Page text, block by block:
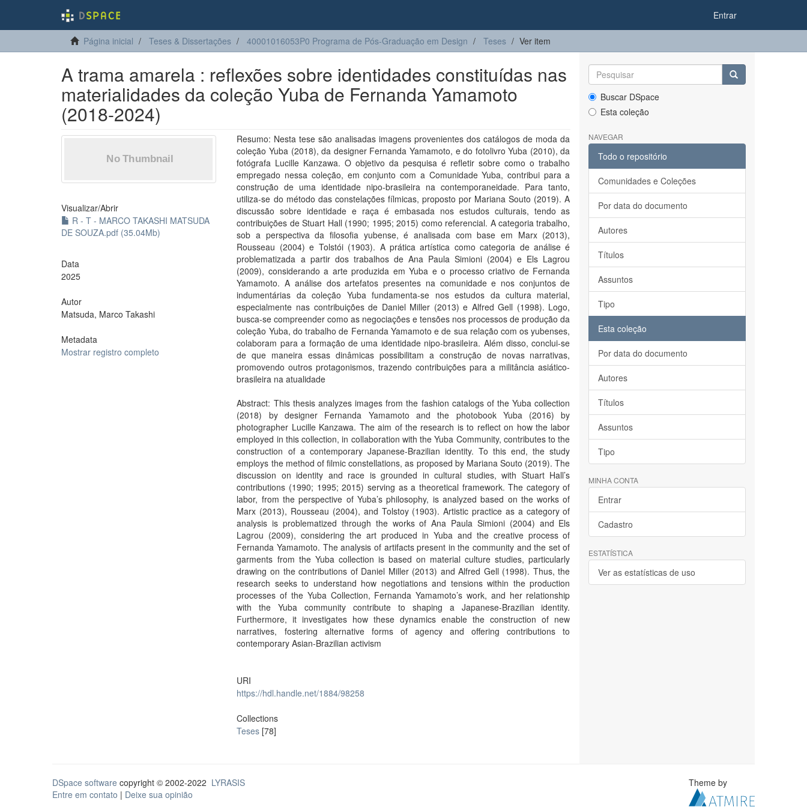
Entrar
Página inicial Teses & Dissertações 40001016053P0 Programa de Pós-Graduação em Design Teses Ver item
A trama amarela : reflexões sobre identidades constituídas nas
materialidades da coleção Yuba de Fernanda Yamamoto
(2018-2024)
Visualizar/Abrir
R - T - MARCO TAKASHI MATSUDA
DE SOUZA.pdf (35.04Mb)
Data
2025
Autor
Matsuda, Marco Takashi
Metadata
Mostrar registro completo
Resumo: Nesta tese são analisadas imagens provenientes dos catálogos de moda da
coleção Yuba (2018), da designer Fernanda Yamamoto, e do fotolivro Yuba (2010), da
fotógrafa Lucille Kanzawa. O objetivo da pesquisa é refletir sobre como o trabalho
empregado nessa coleção, em conjunto com a Comunidade Yuba, contribui para a
construção de uma identidade nipo-brasileira na contemporaneidade. Para tanto,
utiliza-se do método das constelações fílmicas, proposto por Mariana Souto (2019). A
discussão sobre identidade e raça é embasada nos estudos culturais, tendo as
contribuições de Stuart Hall (1990; 1995; 2015) como referencial. A categoria trabalho,
sob a perspectiva da filosofia yubense, é analisada com base em Marx (2013),
Rousseau (2004) e Tolstói (1903). A prática artística como categoria de análise é
problematizada a partir dos trabalhos de Ana Paula Simioni (2004) e Els Lagrou
(2009), considerando a arte produzida em Yuba e o processo criativo de Fernanda
Yamamoto. A análise dos artefatos presentes na comunidade e nos conjuntos de
indumentárias da coleção Yuba fundamenta-se nos estudos da cultura material,
especialmente nas contribuições de Daniel Miller (2013) e Alfred Gell (1998). Logo,
busca-se compreender como as negociações e tensões nos processos de produção da
coleção Yuba, do trabalho de Fernanda Yamamoto e de sua relação com os yubenses,
colaboram para a formação de uma identidade nipo-brasileira. Além disso, conclui-se
de que maneira essas dinâmicas possibilitam a construção de novas narrativas,
promovendo outros protagonismos, trazendo contribuições para a militância asiático-
brasileira na atualidade
Abstract: This thesis analyzes images from the fashion catalogs of the Yuba collection
(2018) by designer Fernanda Yamamoto and the photobook Yuba (2016) by
photographer Lucille Kanzawa. The aim of the research is to reflect on how the labor
employed in this collection, in collaboration with the Yuba Community, contributes to the
construction of a contemporary Japanese-Brazilian identity. To this end, the study
employs the method of filmic constellations, as proposed by Mariana Souto (2019). The
discussion on identity and race is grounded in cultural studies, with Stuart Hall’s
contributions (1990; 1995; 2015) serving as a theoretical framework. The category of
labor, from the perspective of Yuba’s philosophy, is analyzed based on the works of
Marx (2013), Rousseau (2004), and Tolstoy (1903). Artistic practice as a category of
analysis is problematized through the works of Ana Paula Simioni (2004) and Els
Lagrou (2009), considering the art produced in Yuba and the creative process of
Fernanda Yamamoto. The analysis of artifacts present in the community and the set of
garments from the Yuba collection is based on material culture studies, particularly
drawing on the contributions of Daniel Miller (2013) and Alfred Gell (1998). Thus, the
research seeks to understand how negotiations and tensions within the production
processes of the Yuba Collection, Fernanda Yamamoto’s work, and her relationship
with the Yuba community contribute to shaping a Japanese-Brazilian identity.
Furthermore, it investigates how these dynamics enable the construction of new
narratives, fostering alternative forms of agency and offering contributions to
contemporary Asian-Brazilian activism
URI
https://hdl.handle.net/1884/98258
Collections
Teses [78]
Buscar DSpace
Esta coleção
NAVEGAR
Todo o repositório
Comunidades e Coleções
Por data do documento
Autores
Títulos
Assuntos
Tipo
Esta coleção
Por data do documento
Autores
Títulos
Assuntos
Tipo
MINHA CONTA
Entrar
Cadastro
ESTATÍSTICA
Ver as estatísticas de uso
DSpace software copyright © 2002-2022 LYRASIS
Entre em contato | Deixe sua opinião
Theme by